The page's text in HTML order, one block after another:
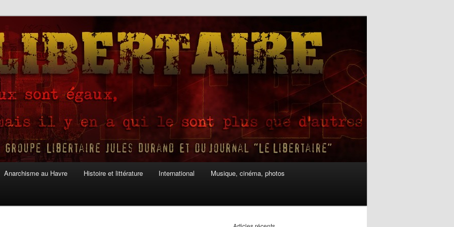
Anarchisme au Havre Histoire et littérature International Musique, cinéma, photos